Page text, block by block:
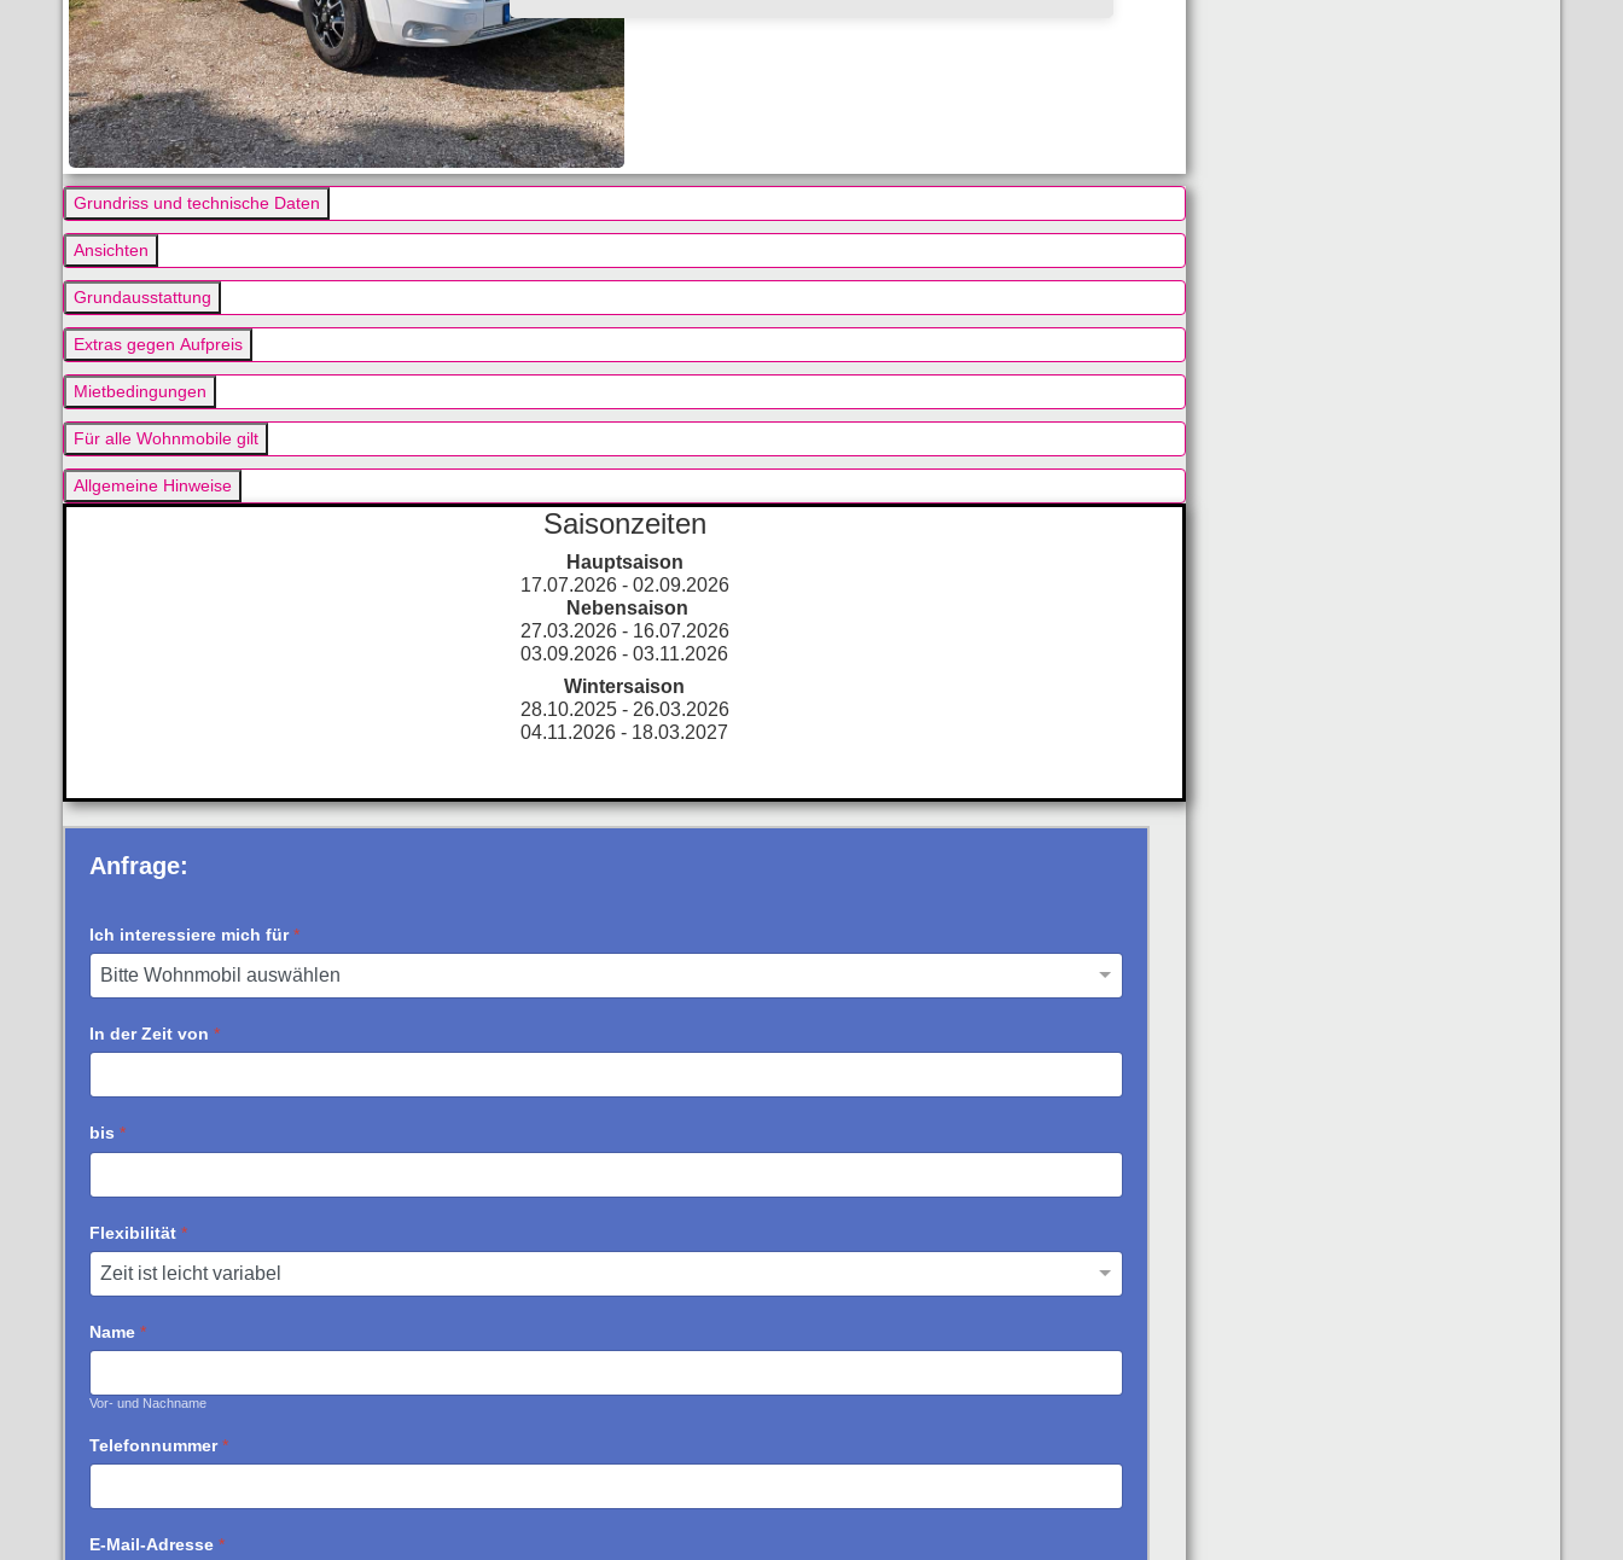
Grundriss und technische Daten
Ansichten
Grundausstattung
Extras gegen Aufpreis
Mietbedingungen
Für alle Wohnmobile gilt
Allgemeine Hinweise
Saisonzeiten
Hauptsaison
17.07.2026 - 02.09.2026
Nebensaison
27.03.2026 - 16.07.2026
03.09.2026 - 03.11.2026
Wintersaison
28.10.2025 - 26.03.2026
04.11.2026 - 18.03.2027
Anfrage:
Ich interessiere mich für*
In der Zeit von *
bis *
Flexibilität *
Name *
Vor- und Nachname
Telefonnummer*
E-Mail-Adresse *